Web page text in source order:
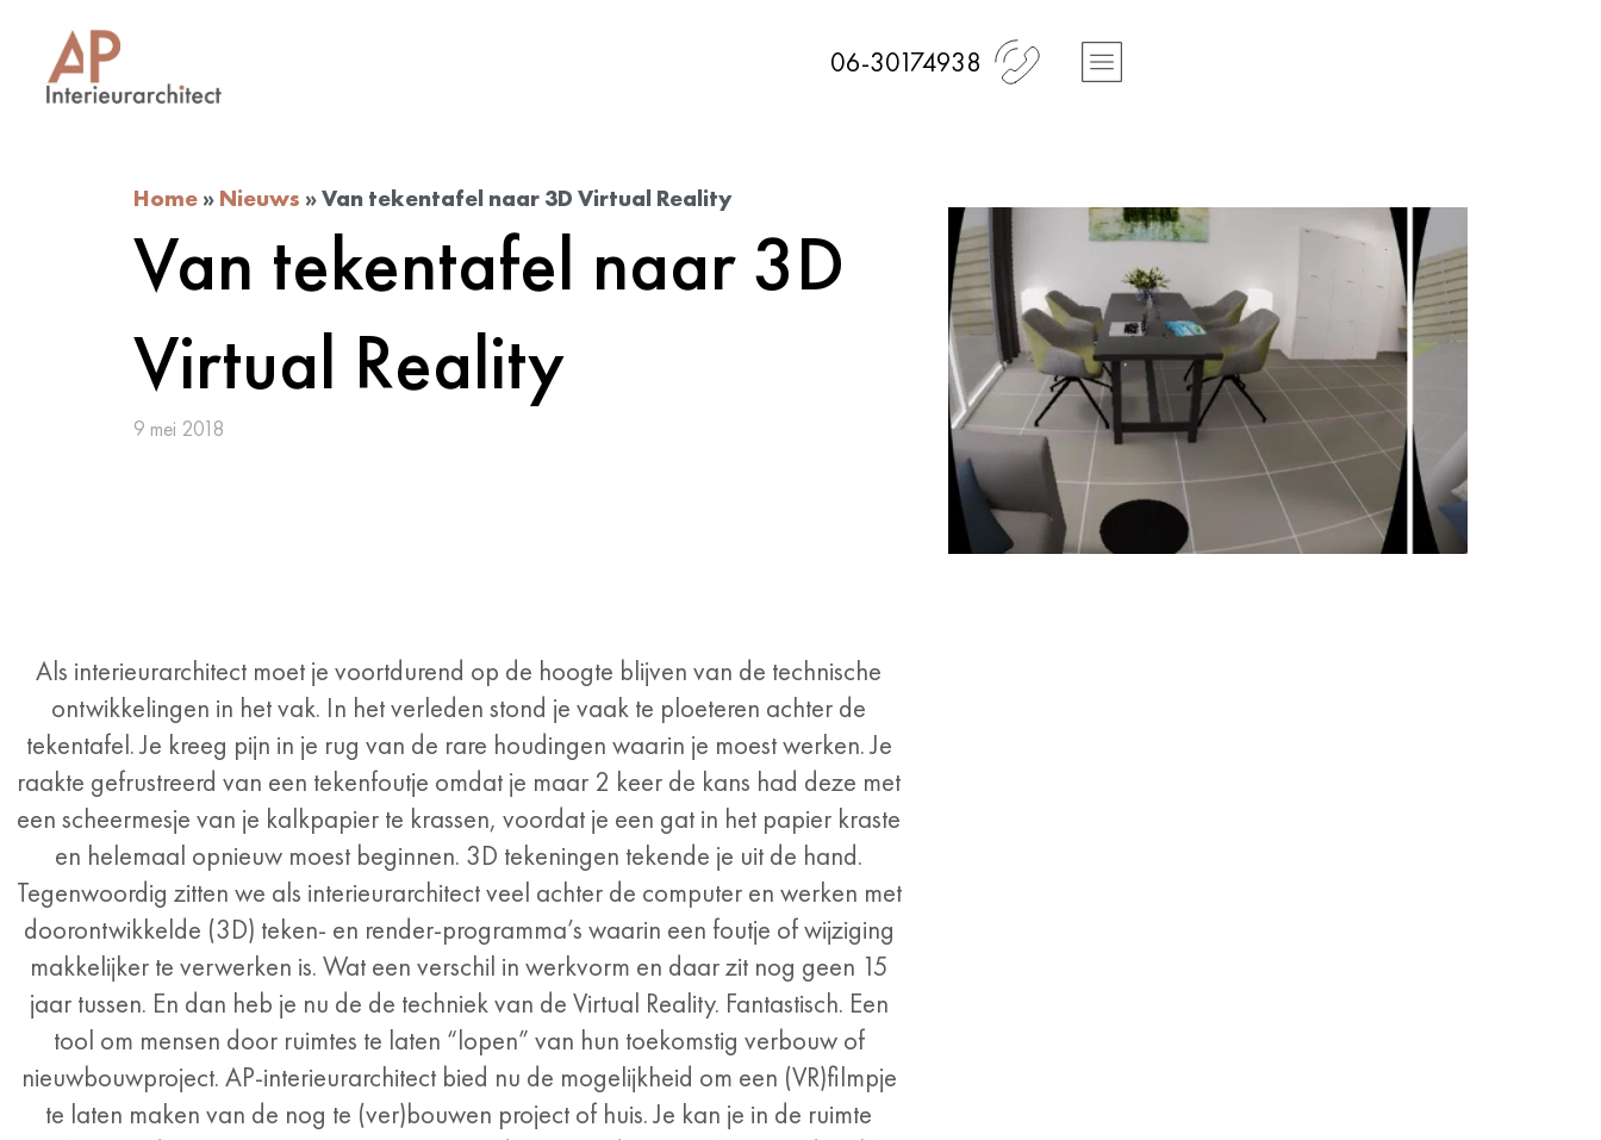
06-30174938
Home » Nieuws »Van tekentafel naar 3D Virtual Reality
Van tekentafel naar 3D
Virtual Reality
9 mei 2018
Als interieurarchitect moet je voortdurend op de hoogte blijven van de technische
ontwikkelingen in het vak. In het verleden stond je vaak te ploeteren achter de
tekentafel. Je kreeg pijn in je rug van de rare houdingen waarin je moest werken. Je
raakte gefrustreerd van een tekenfoutje omdat je maar 2 keer de kans had deze met
een scheermesje van je kalkpapier te krassen, voordat je een gat in het papier kraste
en helemaal opnieuw moest beginnen. 3D tekeningen tekende je uit de hand.
Tegenwoordig zitten we als interieurarchitect veel achter de computer en werken met
doorontwikkelde (3D) teken- en render-programma’s waarin een foutje of wijziging
makkelijker te verwerken is. Wat een verschil in werkvorm en daar zit nog geen 15
jaar tussen. En dan heb je nu de de techniek van de Virtual Reality. Fantastisch. Een
tool om mensen door ruimtes te laten “lopen” van hun toekomstig verbouw of
nieuwbouwproject. AP-interieurarchitect bied nu de mogelijkheid om een (VR)filmpje
te laten maken van de nog te (ver)bouwen project of huis. Je kan je in de ruimte